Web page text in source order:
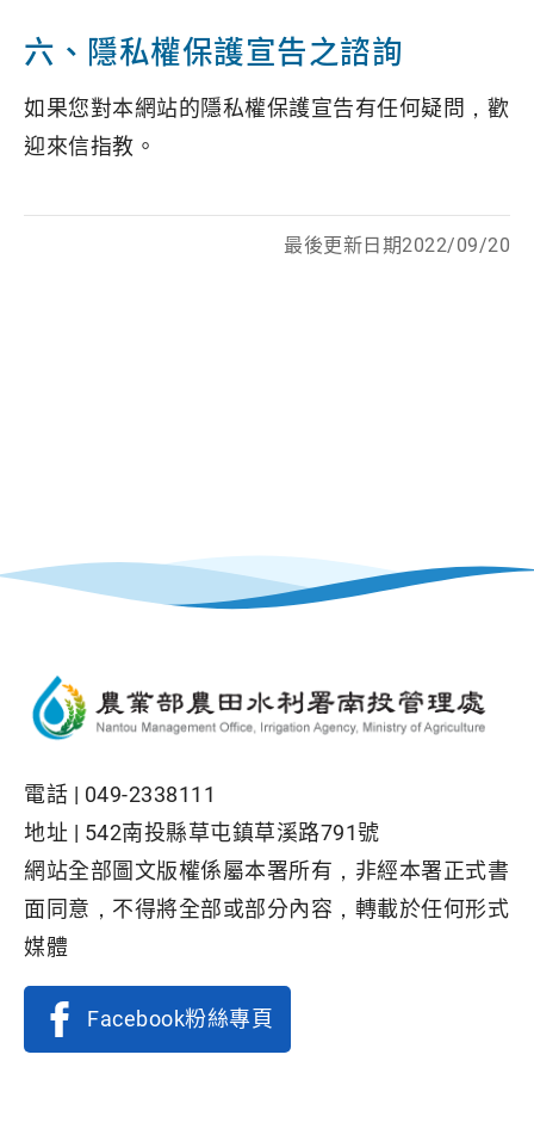
六、隱私權保護宣告之諮詢
如果您對本網站的隱私權保護宣告有任何疑問，歡
迎來信指教。
最後更新日期2022/09/20
電話 | 049-2338111
地址 | 542南投縣草屯鎮草溪路791號
網站全部圖文版權係屬本署所有，非經本署正式書
面同意，不得將全部或部分內容，轉載於任何形式
媒體
Facebook粉絲專頁